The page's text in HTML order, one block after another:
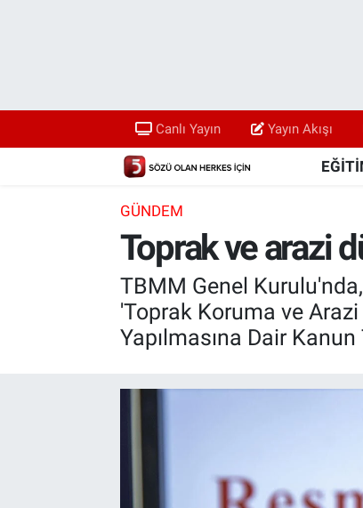
Canlı Yayın Yayın Akışı
GÜNDEM
Toprak ve arazi
TBMM Genel
'Toprak Koruma ve
Yapılmasına Dair
Yayın Akışı
TV 5 Ekranı ve Arşiv